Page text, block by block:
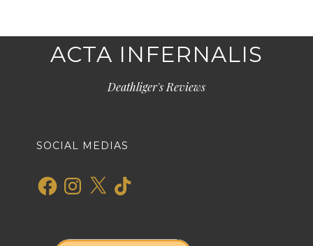
ACTA INFERNALIS
Deathliger's Reviews
SOCIAL MEDIAS
FacebookInstagram
X TikTok